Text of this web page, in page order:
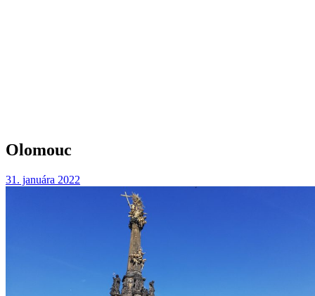
Olomouc
31. januára 2022